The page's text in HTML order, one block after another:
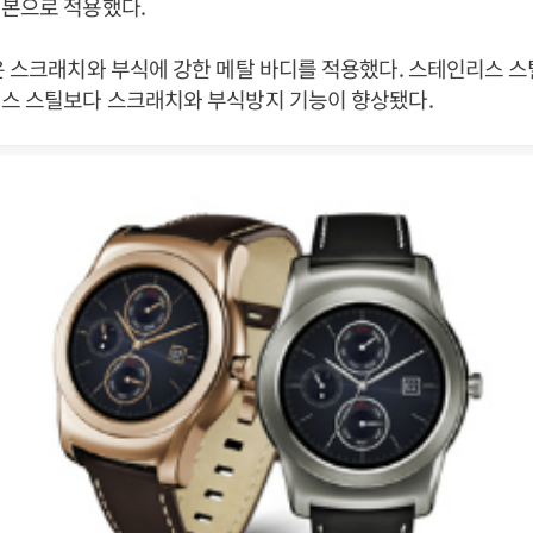
스크래치와 부식에 강한 메탈 바디를 적용했다. 스테인리스
스틸보다 스크래치와 부식방지 기능이 향상됐다.